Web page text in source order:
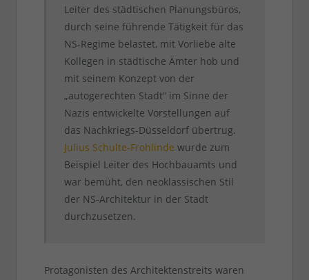
Leiter des städtischen Planungsbüros,
durch seine führende Tätigkeit für das
NS-Regime belastet, mit Vorliebe alte
Kollegen in städtische Ämter hob und
mit seinem Konzept von der
„autogerechten Stadt“ im Sinne der
Nazis entwickelte Vorstellungen auf
das Nachkriegs-Düsseldorf übertrug.
Julius Schulte-Frohlinde wurde zum
Beispiel Leiter des Hochbauamts und
war bemüht, den neoklassischen Stil
der NS-Architektur in der Stadt
durchzusetzen.
Protagonisten des Architektenstreits waren